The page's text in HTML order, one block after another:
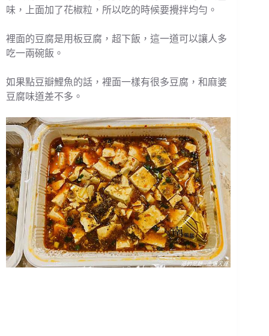
味，上面加了花椒粒，所以吃的時候要攪拌均勻。
裡面的豆腐是用板豆腐，超下飯，這一道可以讓人多
吃一兩碗飯。
如果點豆瓣鯉魚的話，裡面一樣有很多豆腐，和麻婆
豆腐味道差不多。